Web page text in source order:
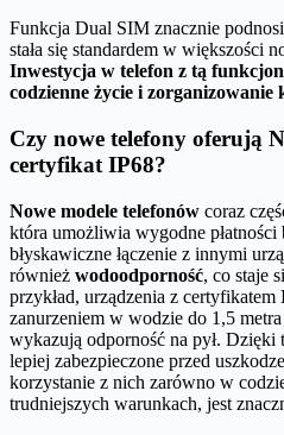
Funkcja Dual SIM znacznie
stała się standardem w większości
Inwestycja w telefon z tą
codzienne życie i
Czy nowe telefony oferują
certyfikat IP68?
Nowe modele telefonów coraz
która umożliwia wygodne płatności
błyskawiczne łączenie z innymi
również wodoodporność, co staje
przykład, urządzenia z certyfikatem
zanurzeniem w wodzie do 1,5
wykazują odporność na pył.
lepiej zabezpieczone przed
korzystanie z nich zarówno w
trudniejszych warunkach, jest